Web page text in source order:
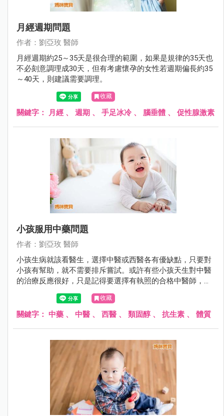
月經週期問題
作者：劉亞玫 醫師
月經週期約25～35天是很合理的範圍，如果是規律的35天也
不必刻意調理成30天，但有考慮懷孕的女性若週期偏長約35
～40天，則建議需要調理。
收藏
關鍵字： 月經 、 週期 、 手足冰冷 、 腦垂體 、 促性腺激素
小孩服用中藥問題
作者：劉亞玫 醫師
小孩生病就該看醫生，選擇中醫或西醫各有優缺點，只要對
小孩有幫助，就不需要排斥嘗試。或許有些小孩天生對中醫
的治療反應很好，只是記得要選擇有執照的合格中醫師，才
比較有保障。
收藏
關鍵字： 中藥 、 中醫 、 西醫 、 類固醇、 抗生素 、 體質